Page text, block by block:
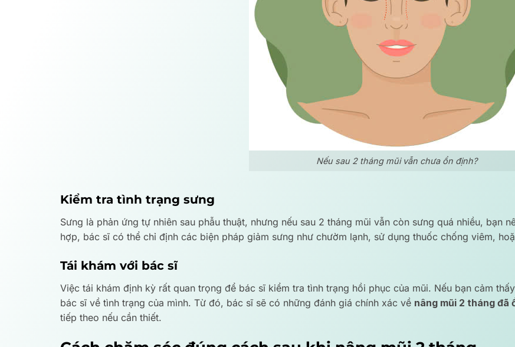
Nếu sau 2 tháng mũi vẫn chưa ổn định?
Kiểm tra tình trạng sưng
Sưng là phản ứng tự nhiên sau phẫu thuật, nhưng nếu sau 2 tháng mũi vẫn còn sưng quá nhiều, bạn
hợp, bác sĩ có thể chỉ định các biện pháp giảm sưng như chườm lạnh, sử dụng thuốc chống viêm,
Tái khám với bác sĩ
Việc tái khám định kỳ rất quan trọng để bác sĩ kiểm tra tình trạng hồi phục của mũi. Nếu bạn cảm
bác sĩ về tình trạng của mình. Từ đó, bác sĩ sẽ có những đánh giá chính xác về nâng mũi 2 tháng đã
tiếp theo nếu cần thiết.